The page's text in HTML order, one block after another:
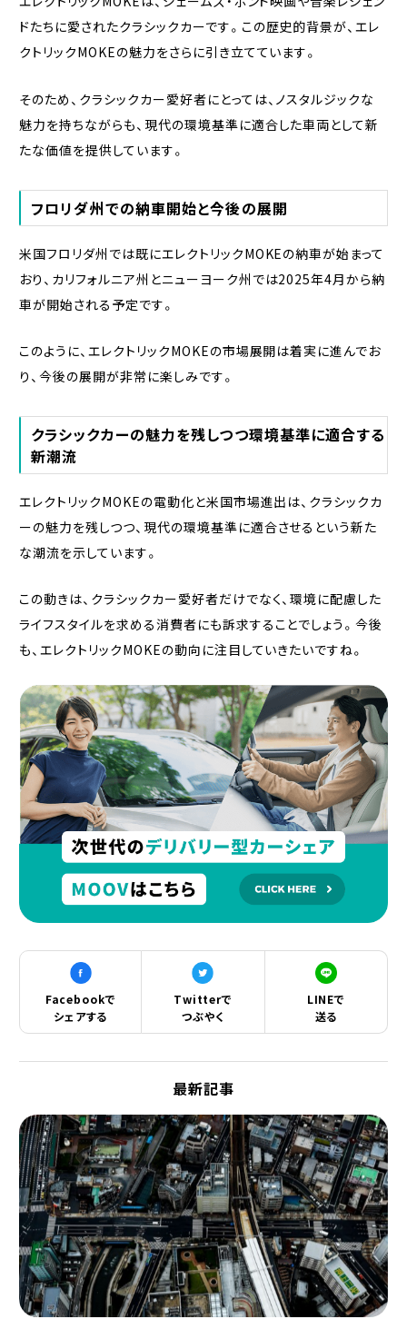
ドたちに愛されたクラシックカーです。この歴史的背景が、エレ
クトリックMOKEの魅力をさらに引き立てています。
そのため、クラシックカー愛好者にとっては、ノスタルジックな
魅力を持ちながらも、現代の環境基準に適合した車両として新
たな価値を提供しています。
フロリダ州での納車開始と今後の展開
米国フロリダ州では既にエレクトリックMOKEの納車が始まって
おり、カリフォルニア州とニューヨーク州では2025年4月から納
車が開始される予定です。
このように、エレクトリックMOKEの市場展開は着実に進んでお
り、今後の展開が非常に楽しみです。
クラシックカーの魅力を残しつつ環境基準に適合する
新潮流
エレクトリックMOKEの電動化と米国市場進出は、クラシックカ
ーの魅力を残しつつ、現代の環境基準に適合させるという新た
な潮流を示しています。
この動きは、クラシックカー愛好者だけでなく、環境に配慮した
ライフスタイルを求める消費者にも訴求することでしょう。今後
も、エレクトリックMOKEの動向に注目していきたいですね。
Facebookで
シェアする
Twitterで
つぶやく
LINEで
送る
最新記事